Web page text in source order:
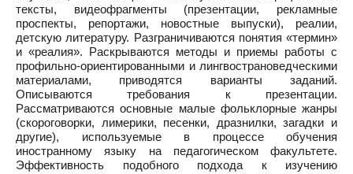
тексты, видеофрагменты (презентации, рекламные
проспекты, репортажи, новостные выпуски), реалии,
детскую литературу. Разграничиваются понятия «термин»
и «реалия». Раскрываются методы и приемы работы с
профильно-ориентированными и лингвострановедческими
материалами, приводятся варианты заданий.
Описываются требования к презентации.
Рассматриваются основные малые фольклорные жанры
(скороговорки, лимерики, песенки, дразнилки, загадки и
другие), используемые в процессе обучения
иностранному языку на педагогическом факультете.
Эффективность подобного подхода к изучению